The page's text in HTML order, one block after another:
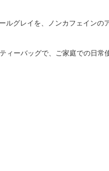
ルグレイを、ノンカフェインの
ィーバッグで、ご家庭での日常